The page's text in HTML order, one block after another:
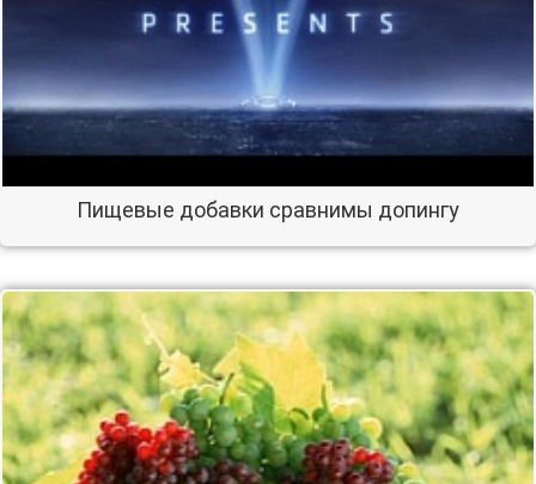
Пищевые добавки сравнимы допингу